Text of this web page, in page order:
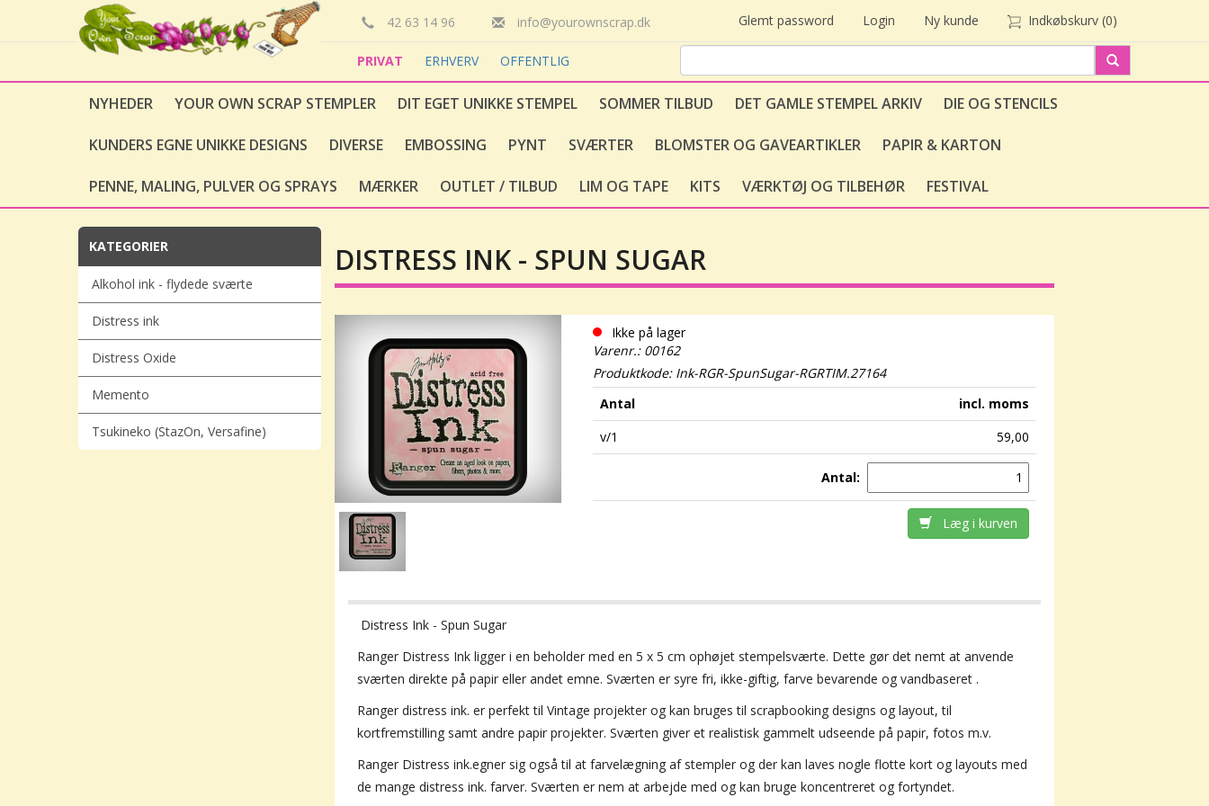
42 63 14 96 info@yourownscrap.dk Glemt password Login Ny kunde Indkøbskurv (0)
PRIVAT ERHVERV OFFENTLIG
NYHEDER YOUR OWN SCRAP STEMPLER DIT EGET UNIKKE STEMPEL SOMMER TILBUD DET GAMLE STEMPEL ARKIV DIE OG STENCILS
KUNDERS EGNE UNIKKE DESIGNS DIVERSE EMBOSSING PYNT SVÆRTER BLOMSTER OG GAVEARTIKLER PAPIR & KARTON
PENNE, MALING, PULVER OG SPRAYS MÆRKER OUTLET / TILBUD LIM OG TAPE KITS VÆRKTØJ OG TILBEHØR FESTIVAL
KATEGORIER
Alkohol ink - flydede sværte
Distress ink
Distress Oxide
Memento
Tsukineko (StazOn, Versafine)
DISTRESS INK - SPUN SUGAR
Ikke på lager
Varenr.: 00162
Produktkode: Ink-RGR-SpunSugar-RGRTIM.27164
Antal
incl. moms
v/1
59,00
Antal:
Læg i kurven
Distress Ink - Spun Sugar
Ranger Distress Ink ligger i en beholder med en 5 x 5 cm ophøjet stempelsværte. Dette gør det nemt at anvende
sværten direkte på papir eller andet emne. Sværten er syre fri, ikke-giftig, farve bevarende og vandbaseret .
Ranger distress ink. er perfekt til Vintage projekter og kan bruges til scrapbooking designs og layout, til
kortfremstilling samt andre papir projekter. Sværten giver et realistisk gammelt udseende på papir, fotos m.v.
Ranger Distress ink.egner sig også til at farvelægning af stempler og der kan laves nogle flotte kort og layouts med
de mange distress ink. farver. Sværten er nem at arbejde med og kan bruge koncentreret og fortyndet.